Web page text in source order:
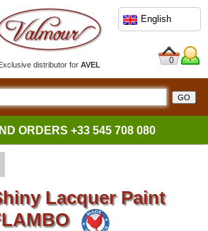
distributor forAVEL
English
0
ORDERS +33 545 708 080
Lacquer Paint